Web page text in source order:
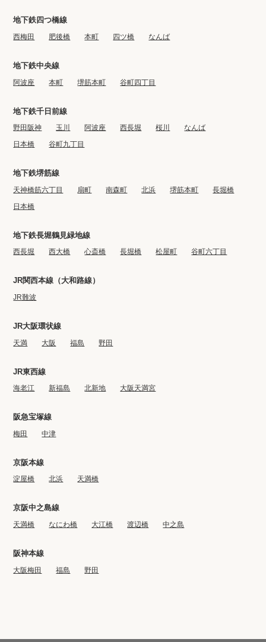
地下鉄四つ橋線
西梅田 肥後橋 本町 四ツ橋 なんば
地下鉄中央線
阿波座 本町 堺筋本町 谷町四丁目
地下鉄千日前線
野田阪神 玉川 阿波座 西長堀 桜川
なんば
日本橋
谷町九丁目
地下鉄堺筋線
天神橋筋六丁目 扇町 南森町 北浜 堺筋本町
長堀橋
日本橋
地下鉄長堀鶴見緑地線
西長堀 西大橋 心斎橋 長堀橋 松屋町 谷町六丁目
JR関西本線（大和路線）
JR難波
JR大阪環状線
天満 大阪 福島 野田
JR東西線
海老江 新福島 北新地 大阪天満宮
阪急宝塚線
梅田 中津
京阪本線
淀屋橋 北浜 天満橋
京阪中之島線
天満橋 なにわ橋 大江橋 渡辺橋 中之島
阪神本線
大阪梅田 福島 野田